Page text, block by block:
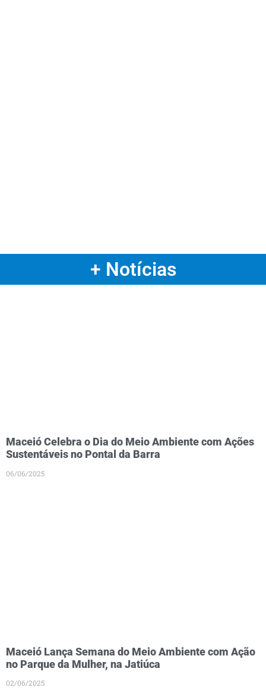
+ Notícias
Maceió Celebra o Dia do Meio Ambiente com Ações
Sustentáveis no Pontal da Barra
06/06/2025
Maceió Lança Semana do Meio Ambiente com Ação
no Parque da Mulher, na Jatiúca
02/06/2025